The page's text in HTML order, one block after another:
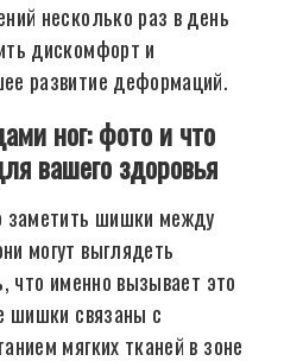
несколько раз в день
дискомфорт и
развитие деформаций.
ног: фото и что
вашего здоровья
заметить шишки между
могут выглядеть
что именно вызывает это
шишки связаны с
мягких тканей в зоне